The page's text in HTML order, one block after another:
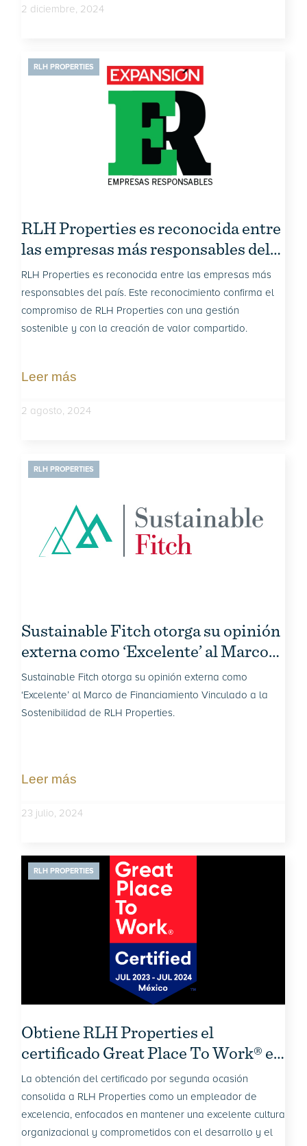
2 diciembre, 2024
RLH PROPERTIES
RLH Properties es reconocida entre
las empresas más responsables del
país
RLH Properties es reconocida entre las empresas más
responsables del país. Este reconocimiento confirma el
compromiso de RLH Properties con una gestión
sostenible y con la creación de valor compartido.
Leer más
2 agosto, 2024
RLH PROPERTIES
Sustainable Fitch otorga su opinión
externa como ‘Excelente’ al Marco
de Financiamiento Vinculado a la
Sostenibilidad de RLH Properties.
Sustainable Fitch otorga su opinión externa como
‘Excelente’ al Marco de Financiamiento Vinculado a la
Sostenibilidad de RLH Properties.
Leer más
23 julio, 2024
RLH PROPERTIES
Obtiene RLH Properties el
certificado Great Place To Work® en
2023 por segunda ocasión
La obtención del certificado por segunda ocasión
consolida a RLH Properties como un empleador de
excelencia, enfocados en mantener una excelente cultura
organizacional y comprometidos con el desarrollo y el